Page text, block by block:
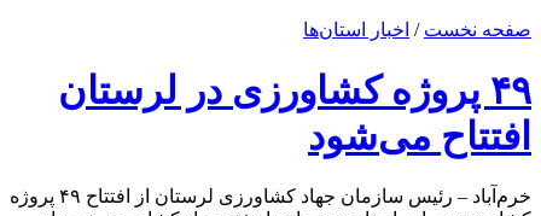
صفحه نخست / اخبار استان‌ها
۴۹ پروژه کشاورزی در لرستان
افتتاح می‌شود
خرم‌آباد – رئیس سازمان جهاد کشاورزی لرستان از افتتاح ۴۹ پروژه